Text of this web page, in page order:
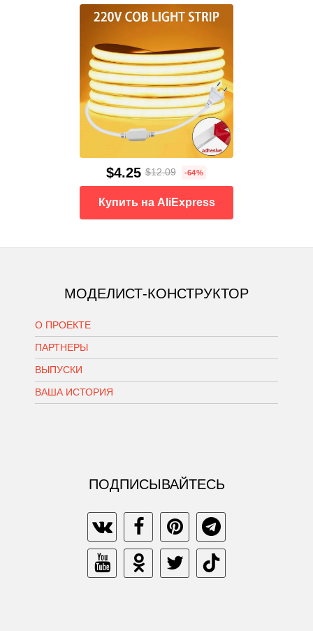
$4.25 $12.09 -64%
Купить на AliExpress
МОДЕЛИСТ-КОНСТРУКТОР
О ПРОЕКТЕ
ПАРТНЕРЫ
ВЫПУСКИ
ВАША ИСТОРИЯ
ПОДПИСЫВАЙТЕСЬ